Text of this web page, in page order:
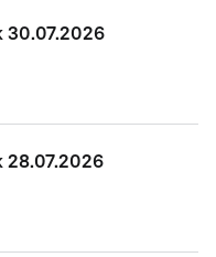
30.07.2026
28.07.2026